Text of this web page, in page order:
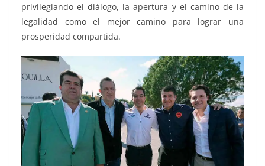
privilegiando el diálogo, la apertura y el camino de la
legalidad como el mejor camino para lograr una
prosperidad compartida.